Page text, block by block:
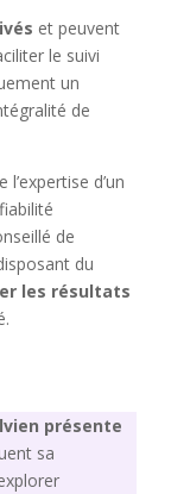
et peuvent
le suivi
un
de
d’un
de
du
les résultats
présente
sa